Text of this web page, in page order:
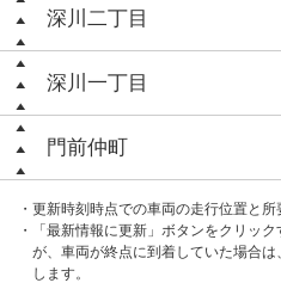
深川二丁目
深川一丁目
門前仲町
・更新時刻時点での車両の走行位置と所
・「最新情報に更新」ボタンをクリッ
が、車両が終点に到着していた場合
します。